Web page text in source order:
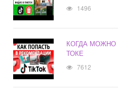
1496
КОГДА МОЖНО
ТОКЕ
7612